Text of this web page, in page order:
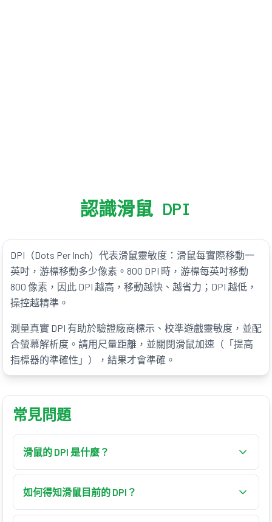
認識滑鼠 DPI
DPI（Dots Per Inch）代表滑鼠靈敏度：滑鼠每實際移動一
英吋，游標移動多少像素。800 DPI 時，游標每英吋移動
800 像素，因此 DPI 越高，移動越快、越省力；DPI 越低，
操控越精準。
測量真實 DPI 有助於驗證廠商標示、校準遊戲靈敏度，並配
合螢幕解析度。請用尺量距離，並關閉滑鼠加速（「提高
指標器的準確性」），結果才會準確。
常見問題
滑鼠的 DPI 是什麼？
DPI（Dots Per Inch）代表滑鼠靈敏度。它表示滑鼠每
實際移動一英吋，游標移動多少像素。DPI 越高，游
如何得知滑鼠目前的 DPI？
用這項測試，將滑鼠拖曳一段已知距離並比較像素移